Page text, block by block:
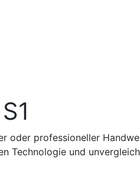
oder professioneller
Technologie und